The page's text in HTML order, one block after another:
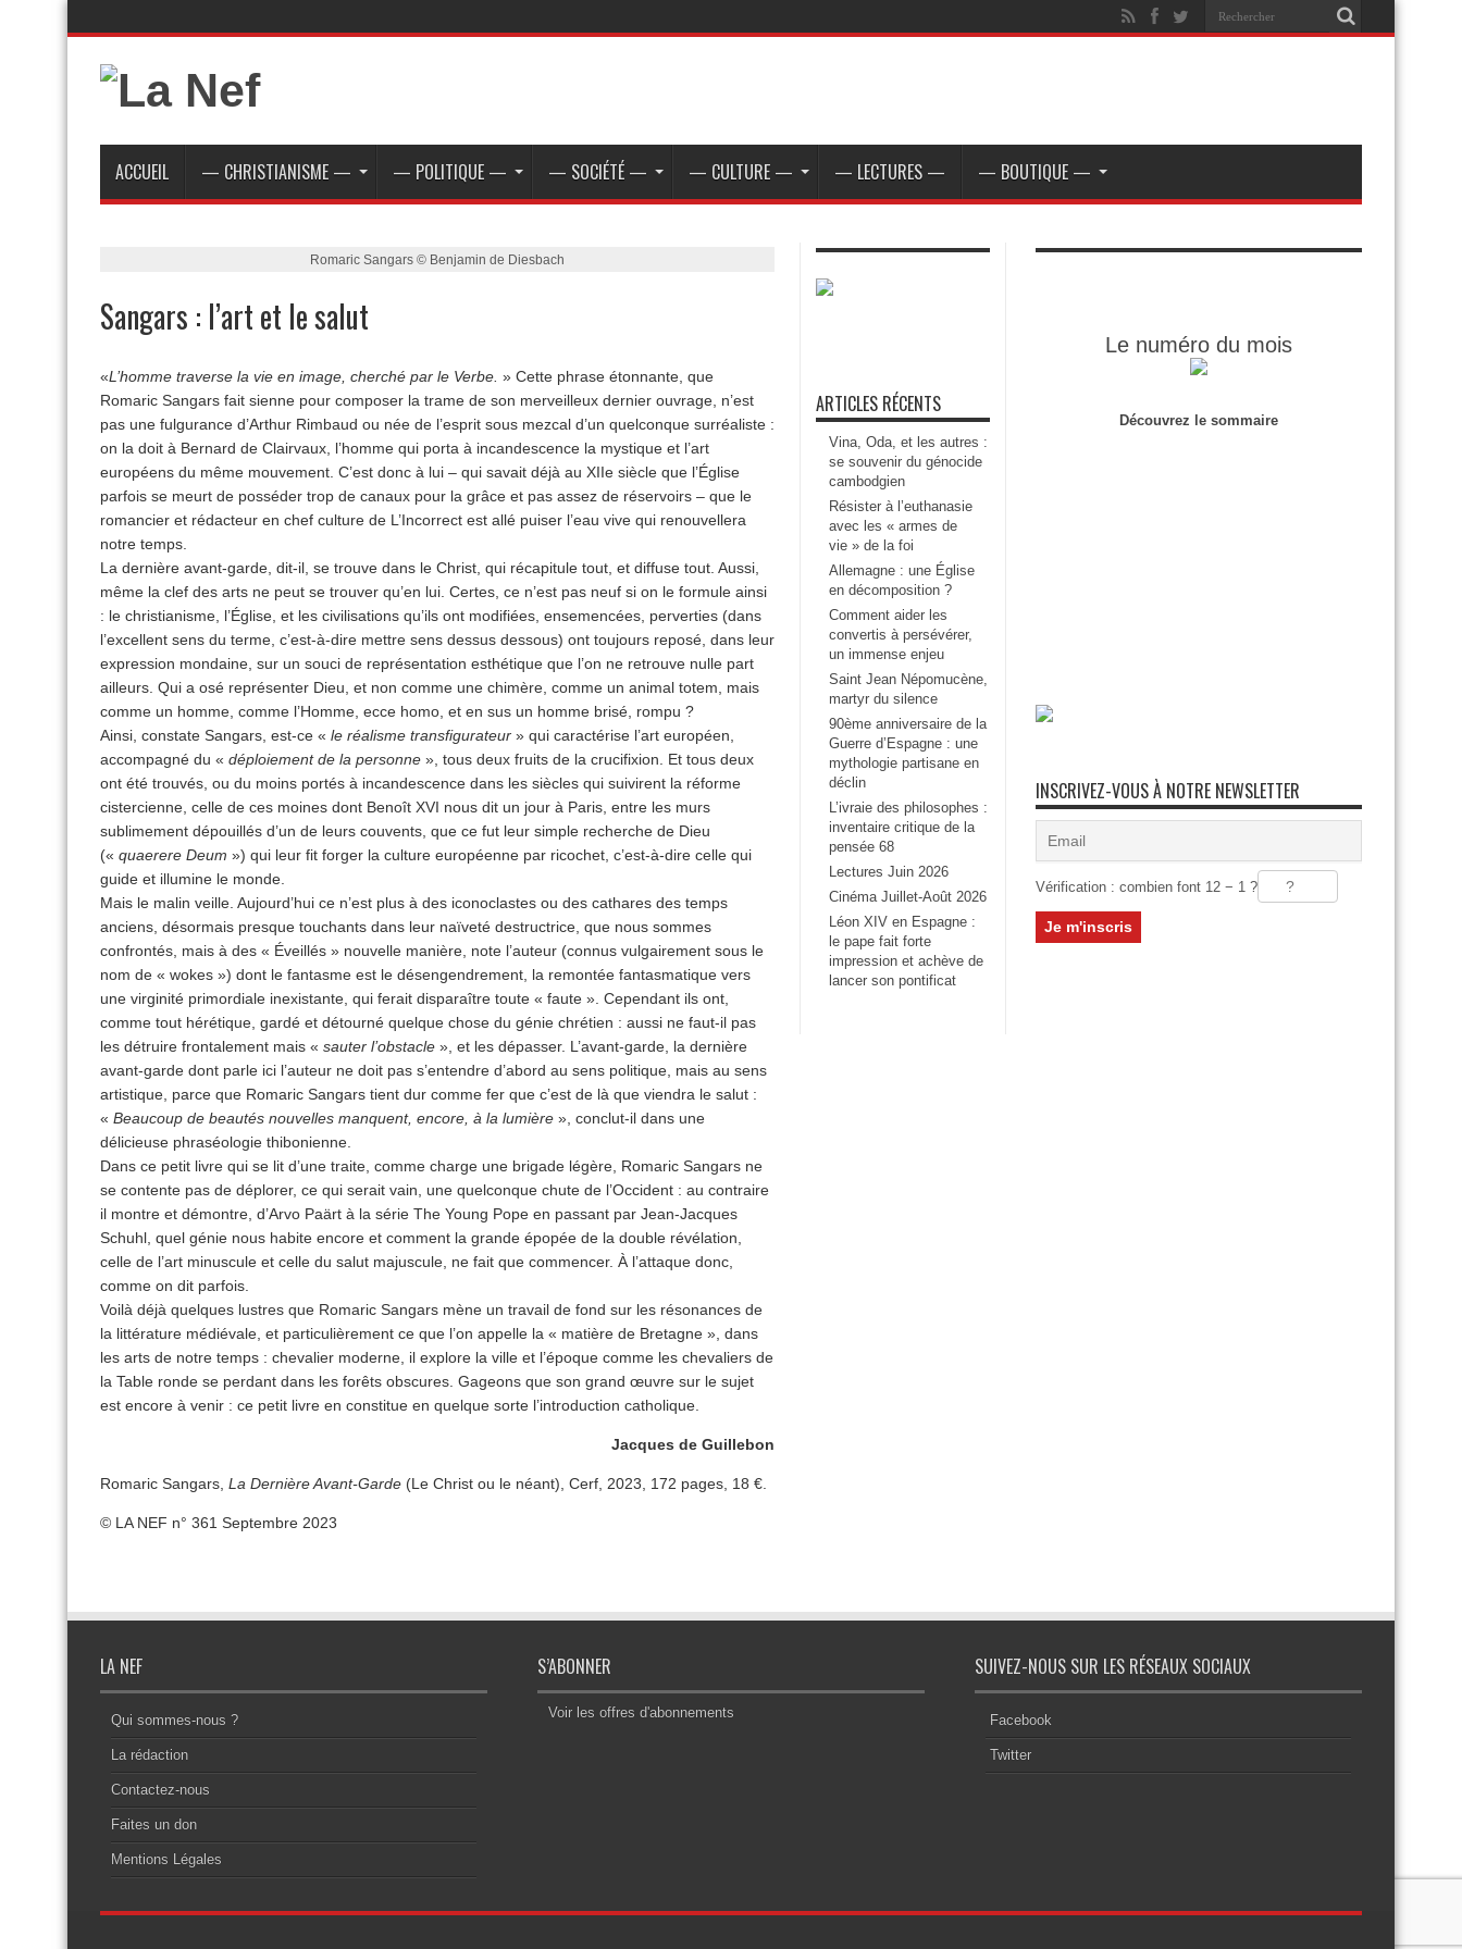
ACCUEIL — CHRISTIANISME — — POLITIQUE — — SOCIÉTÉ — — CULTURE — — LECTURES — — BOUTIQUE —
Romaric Sangars © Benjamin de Diesbach
Sangars : l’art et le salut
«L’homme traverse la vie en image, cherché par le Verbe. » Cette phrase étonnante, que
Romaric Sangars fait sienne pour composer la trame de son merveilleux dernier ouvrage, n’est
pas une fulgurance d’Arthur Rimbaud ou née de l’esprit sous mezcal d’un quelconque surréaliste :
on la doit à Bernard de Clairvaux, l’homme qui porta à incandescence la mystique et l’art
européens du même mouvement. C’est donc à lui – qui savait déjà au XIIe siècle que l’Église
parfois se meurt de posséder trop de canaux pour la grâce et pas assez de réservoirs – que le
romancier et rédacteur en chef culture de L’Incorrect est allé puiser l’eau vive qui renouvellera
notre temps.
La dernière avant-garde, dit-il, se trouve dans le Christ, qui récapitule tout, et diffuse tout. Aussi,
même la clef des arts ne peut se trouver qu’en lui. Certes, ce n’est pas neuf si on le formule ainsi
: le christianisme, l’Église, et les civilisations qu’ils ont modifiées, ensemencées, perverties (dans
l’excellent sens du terme, c’est-à-dire mettre sens dessus dessous) ont toujours reposé, dans leur
expression mondaine, sur un souci de représentation esthétique que l’on ne retrouve nulle part
ailleurs. Qui a osé représenter Dieu, et non comme une chimère, comme un animal totem, mais
comme un homme, comme l’Homme, ecce homo, et en sus un homme brisé, rompu ?
Ainsi, constate Sangars, est-ce « le réalisme transfigurateur » qui caractérise l’art européen,
accompagné du « déploiement de la personne », tous deux fruits de la crucifixion. Et tous deux
ont été trouvés, ou du moins portés à incandescence dans les siècles qui suivirent la réforme
cistercienne, celle de ces moines dont Benoît XVI nous dit un jour à Paris, entre les murs
sublimement dépouillés d’un de leurs couvents, que ce fut leur simple recherche de Dieu
(« quaerere Deum ») qui leur fit forger la culture européenne par ricochet, c’est-à-dire celle qui
guide et illumine le monde.
Mais le malin veille. Aujourd’hui ce n’est plus à des iconoclastes ou des cathares des temps
anciens, désormais presque touchants dans leur naïveté destructrice, que nous sommes
confrontés, mais à des « Éveillés » nouvelle manière, note l’auteur (connus vulgairement sous le
nom de « wokes ») dont le fantasme est le désengendrement, la remontée fantasmatique vers
une virginité primordiale inexistante, qui ferait disparaître toute « faute ». Cependant ils ont,
comme tout hérétique, gardé et détourné quelque chose du génie chrétien : aussi ne faut-il pas
les détruire frontalement mais « sauter l’obstacle », et les dépasser. L’avant-garde, la dernière
avant-garde dont parle ici l’auteur ne doit pas s’entendre d’abord au sens politique, mais au sens
artistique, parce que Romaric Sangars tient dur comme fer que c’est de là que viendra le salut :
« Beaucoup de beautés nouvelles manquent, encore, à la lumière », conclut-il dans une
délicieuse phraséologie thibonienne.
Dans ce petit livre qui se lit d’une traite, comme charge une brigade légère, Romaric Sangars ne
se contente pas de déplorer, ce qui serait vain, une quelconque chute de l’Occident : au contraire
il montre et démontre, d’Arvo Paärt à la série The Young Pope en passant par Jean-Jacques
Schuhl, quel génie nous habite encore et comment la grande épopée de la double révélation,
celle de l’art minuscule et celle du salut majuscule, ne fait que commencer. À l’attaque donc,
comme on dit parfois.
Voilà déjà quelques lustres que Romaric Sangars mène un travail de fond sur les résonances de
la littérature médiévale, et particulièrement ce que l’on appelle la « matière de Bretagne », dans
les arts de notre temps : chevalier moderne, il explore la ville et l’époque comme les chevaliers de
la Table ronde se perdant dans les forêts obscures. Gageons que son grand œuvre sur le sujet
est encore à venir : ce petit livre en constitue en quelque sorte l’introduction catholique.
Jacques de Guillebon
Romaric Sangars, La Dernière Avant-Garde (Le Christ ou le néant), Cerf, 2023, 172 pages, 18 €.
© LA NEF n° 361 Septembre 2023
ARTICLES RÉCENTS
Vina, Oda, et les autres :
se souvenir du génocide
cambodgien
Résister à l’euthanasie
avec les « armes de
vie » de la foi
Allemagne : une Église
en décomposition ?
Comment aider les
convertis à persévérer,
un immense enjeu
Saint Jean Népomucène,
martyr du silence
90ème anniversaire de la
Guerre d’Espagne : une
mythologie partisane en
déclin
L’ivraie des philosophes :
inventaire critique de la
pensée 68
Lectures Juin 2026
Cinéma Juillet-Août 2026
Léon XIV en Espagne :
le pape fait forte
impression et achève de
lancer son pontificat
Le numéro du mois
Découvrez le sommaire
INSCRIVEZ-VOUS À NOTRE NEWSLETTER
Vérification : combien font 12 − 1 ?
LA NEF
Qui sommes-nous ?
La rédaction
Contactez-nous
Faites un don
Mentions Légales
S’ABONNER
Voir les offres d'abonnements
SUIVEZ-NOUS SUR LES RÉSEAUX SOCIAUX
Facebook
Twitter